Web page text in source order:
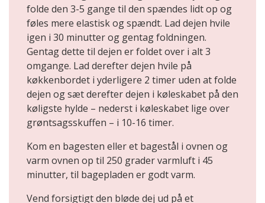
folde den 3-5 gange til den spændes lidt op og
føles mere elastisk og spændt. Lad dejen hvile
igen i 30 minutter og gentag foldningen.
Gentag dette til dejen er foldet over i alt 3
omgange. Lad derefter dejen hvile på
køkkenbordet i yderligere 2 timer uden at folde
dejen og sæt derefter dejen i køleskabet på den
køligste hylde – nederst i køleskabet lige over
grøntsagsskuffen – i 10-16 timer.
Kom en bagesten eller et bagestål i ovnen og
varm ovnen op til 250 grader varmluft i 45
minutter, til bagepladen er godt varm.
Vend forsigtigt den bløde dej ud på et